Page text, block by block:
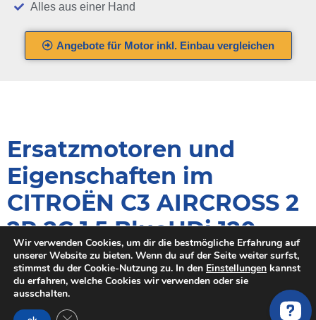
Alles aus einer Hand
Angebote für Motor inkl. Einbau vergleichen
Ersatzmotoren und
Eigenschaften im
CITROËN C3 AIRCROSS 2
2R 2C 1.5 BlueHDi 120
2CYHXX (120PS)
Wenn du einen neuen Motor für deinen CITROËN kaufen
möchtest, sollte der Motorcode exakt mit deinem alten Motor
Wir verwenden Cookies, um dir die bestmögliche Erfahrung auf
unserer Website zu bieten. Wenn du auf der Seite weiter surfst,
stimmst du der Cookie-Nutzung zu. In den Einstellungen kannst
du erfahren, welche Cookies wir verwenden oder sie
ausschalten.
GDPR Cookie-Banner schließen